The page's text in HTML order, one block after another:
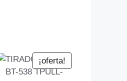
¡oferta!